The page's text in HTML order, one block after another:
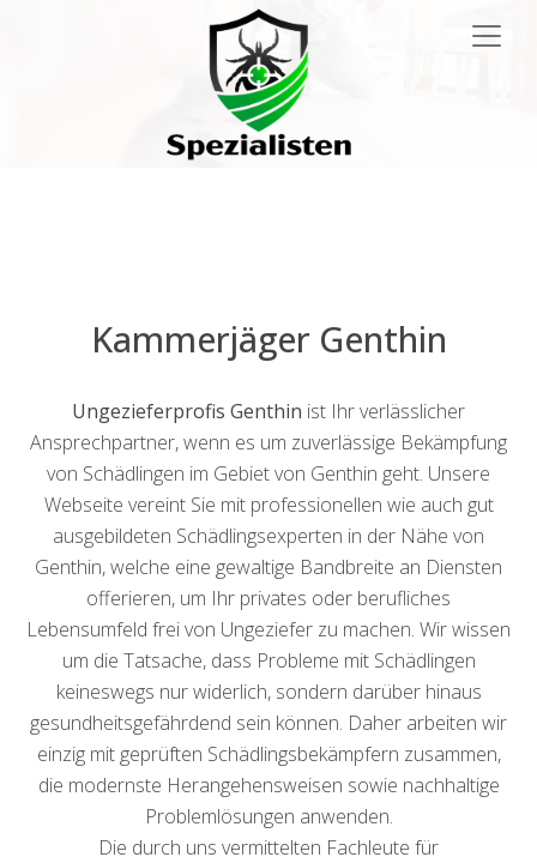
Kammerjäger Genthin
Ungezieferprofis Genthin ist Ihr verlässlicher
Ansprechpartner, wenn es um zuverlässige Bekämpfung
von Schädlingen im Gebiet von Genthin geht. Unsere
Webseite vereint Sie mit professionellen wie auch gut
ausgebildeten Schädlingsexperten in der Nähe von
Genthin, welche eine gewaltige Bandbreite an Diensten
offerieren, um Ihr privates oder berufliches
Lebensumfeld frei von Ungeziefer zu machen. Wir wissen
um die Tatsache, dass Probleme mit Schädlingen
keineswegs nur widerlich, sondern darüber hinaus
gesundheitsgefährdend sein können. Daher arbeiten wir
einzig mit geprüften Schädlingsbekämpfern zusammen,
die modernste Herangehensweisen sowie nachhaltige
Problemlösungen anwenden.
Die durch uns vermittelten Fachleute für